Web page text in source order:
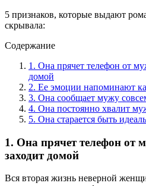
5 признаков, которые выдают
скрывала:
Содержание
1. Она прячет телефон от
домой
2. Ее эмоции напоминают
3. Она сообщает мужу
4. Она постоянно хвалит
5. Она старается быть
1. Она прячет телефон от
заходит домой
Вся вторая жизнь неверной